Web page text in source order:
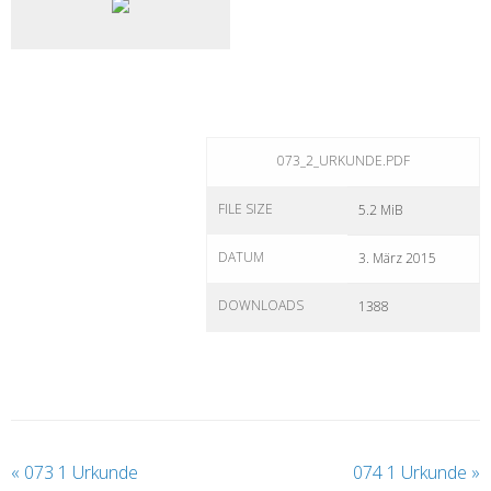
073_2_URKUNDE.PDF
FILE SIZE 5.2 MiB
DATUM 3. März 2015
DOWNLOADS 1388
« 073 1 Urkunde 074 1 Urkunde »